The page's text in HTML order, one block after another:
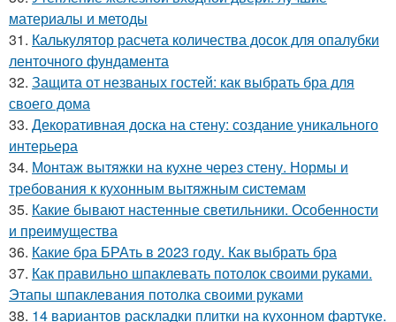
материалы и методы
31. Калькулятор расчета количества досок для опалубки
ленточного фундамента
32. Защита от незваных гостей: как выбрать бра для
своего дома
33. Декоративная доска на стену: создание уникального
интерьера
34. Монтаж вытяжки на кухне через стену. Нормы и
требования к кухонным вытяжным системам
35. Какие бывают настенные светильники. Особенности
и преимущества
36. Какие бра БРАть в 2023 году. Как выбрать бра
37. Как правильно шпаклевать потолок своими руками.
Этапы шпаклевания потолка своими руками
38. 14 вариантов раскладки плитки на кухонном фартуке.